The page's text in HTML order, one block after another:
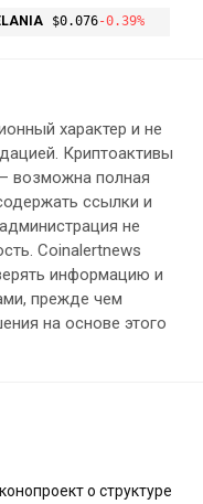
$0.076-0.39%
характер и не
Криптоактивы
возможна полная
ссылки и
не
Coinalertnews
информацию и
прежде чем
на основе этого
о структуре